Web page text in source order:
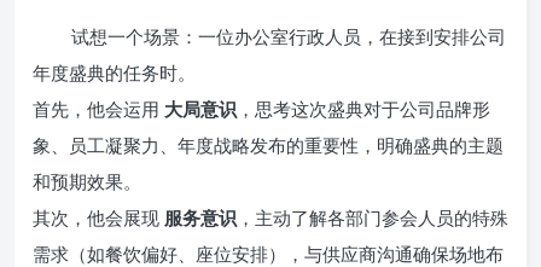
试想一个场景：一位办公室行政人员，在接到安排公司
年度盛典的任务时。
首先，他会运用 大局意识 ，思考这次盛典对于公司品牌形
象、员工凝聚力、年度战略发布的重要性，明确盛典的主题
和预期效果。
其次，他会展现 服务意识 ，主动了解各部门参会人员的特殊
需求（如餐饮偏好、座位安排），与供应商沟通确保场地布